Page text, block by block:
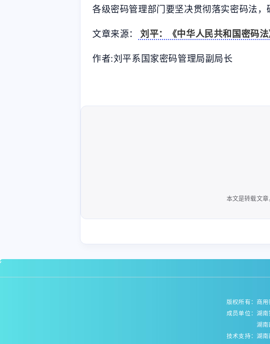
各级密码管理部门要坚决贯彻落实密码法，
文章来源： 刘平：《中华人民共和国密码
作者:刘平系国家密码管理局副局长
本文是转载文章
版权所有：商
成员单位：湖
湖南西法
技术支持：湖